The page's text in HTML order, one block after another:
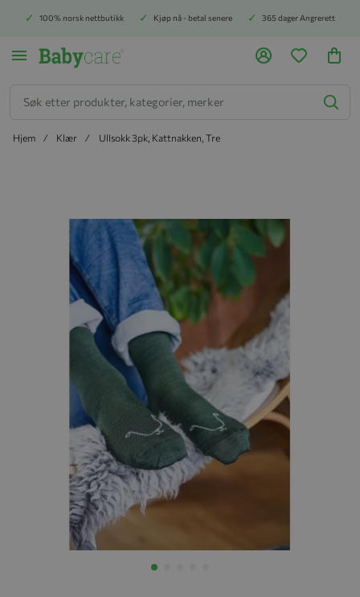
100% norsk nettbutikk Kjøp nå - betal senere 365 dager Angrerett
Hjem Klær Ullsokk 3pk, Kattnakken, Tre
Hopp til slutten av bildegalleriet